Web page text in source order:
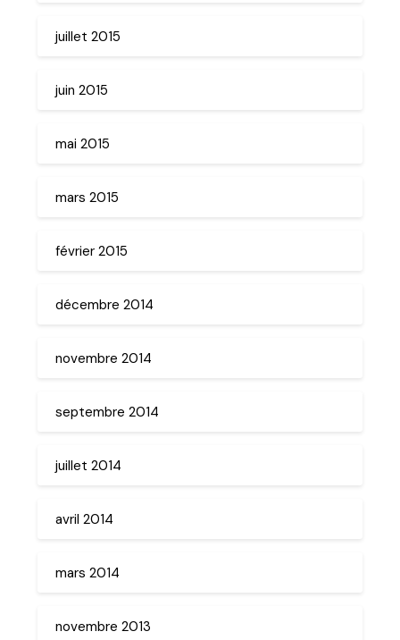
juillet 2015
juin 2015
mai 2015
mars 2015
février 2015
décembre 2014
novembre 2014
septembre 2014
juillet 2014
avril 2014
mars 2014
novembre 2013